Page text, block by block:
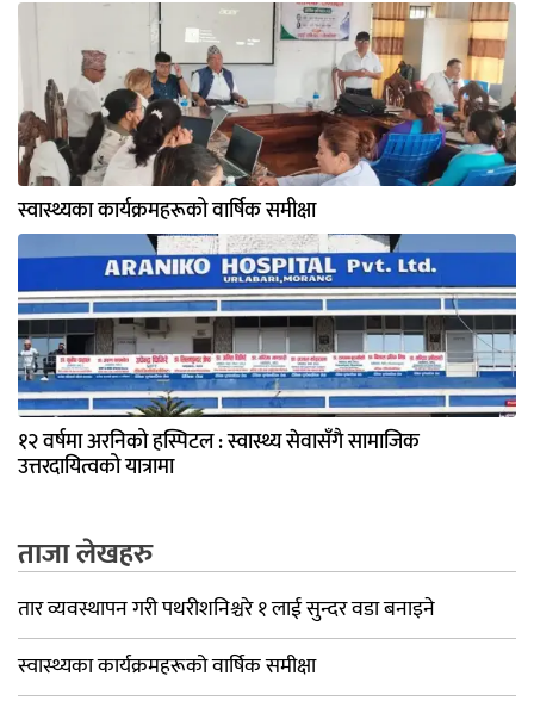
स्वास्थ्यका कार्यक्रमहरूको वार्षिक समीक्षा
१२ वर्षमा अरनिको हस्पिटल : स्वास्थ्य सेवासँगै सामाजिक
उत्तरदायित्वको यात्रामा
ताजा लेखहरु
तार व्यवस्थापन गरी पथरीशनिश्चरे १ लाई सुन्दर वडा बनाइने
स्वास्थ्यका कार्यक्रमहरूको वार्षिक समीक्षा